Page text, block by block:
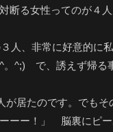
断る女性ってのが４
人、非常に好意的
。^;) で、誘えず帰る
が居たのです。で
ーー！」 脳裏にピ